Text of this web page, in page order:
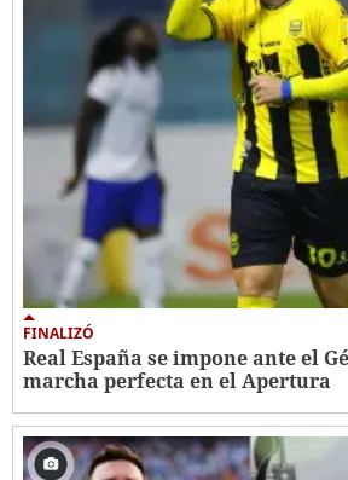
FINALIZÓ
Real España se impone ante el
marcha perfecta en el Apertura